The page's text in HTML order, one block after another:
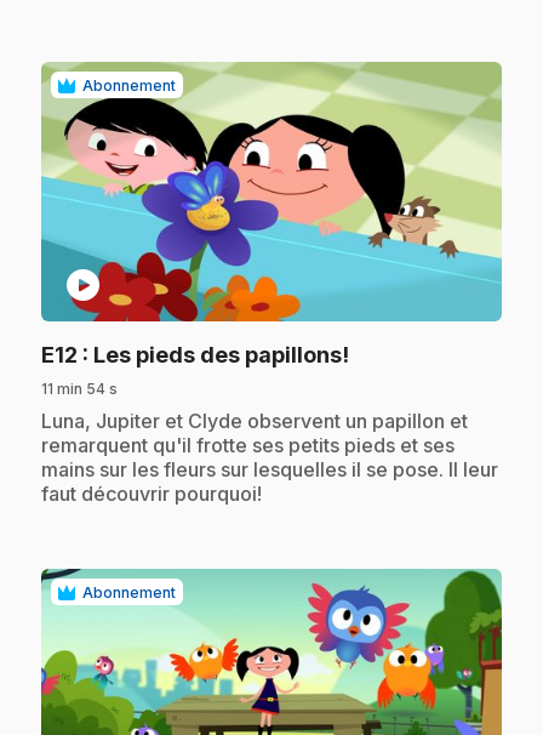
Abonnement
play_circle
E12 : Les pieds des papillons!
11 min 54 s
.Luna, Jupiter et Clyde observent un papillon et
remarquent qu'il frotte ses petits pieds et ses
mains sur les fleurs sur lesquelles il se pose. Il leur
faut découvrir pourquoi!
Abonnement